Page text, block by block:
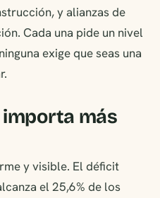
y alianzas de
Cada una pide un nivel
exige que seas una
importa más
y visible. El déficit
el 25,6% de los